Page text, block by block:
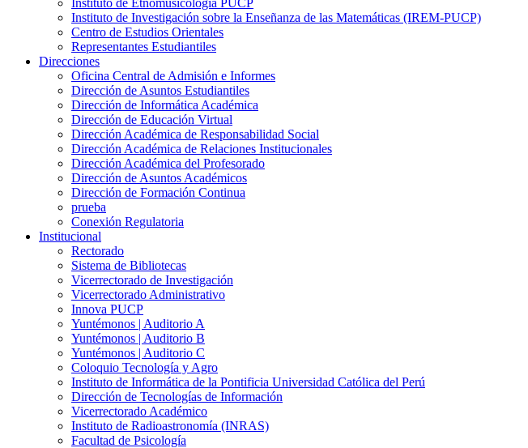
Instituto de Etnomusicología PUCP
Instituto de Investigación sobre la Enseñanza de las Matemáticas (IREM-PUCP)
Centro de Estudios Orientales
Representantes Estudiantiles
Direcciones
Oficina Central de Admisión e Informes
Dirección de Asuntos Estudiantiles
Dirección de Informática Académica
Dirección de Educación Virtual
Dirección Académica de Responsabilidad Social
Dirección Académica de Relaciones Institucionales
Dirección Académica del Profesorado
Dirección de Asuntos Académicos
Dirección de Formación Continua
prueba
Conexión Regulatoria
Institucional
Rectorado
Sistema de Bibliotecas
Vicerrectorado de Investigación
Vicerrectorado Administrativo
Innova PUCP
Yuntémonos | Auditorio A
Yuntémonos | Auditorio B
Yuntémonos | Auditorio C
Coloquio Tecnología y Agro
Instituto de Informática de la Pontificia Universidad Católica del Perú
Dirección de Tecnologías de Información
Vicerrectorado Académico
Instituto de Radioastronomía (INRAS)
Facultad de Psicología